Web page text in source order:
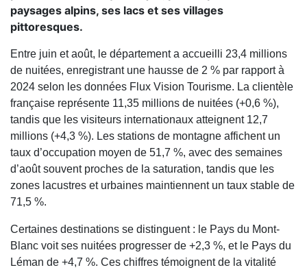
paysages alpins, ses lacs et ses villages
pittoresques.
Entre juin et août, le département a accueilli 23,4 millions
de nuitées, enregistrant une hausse de 2 % par rapport à
2024 selon les données Flux Vision Tourisme. La clientèle
française représente 11,35 millions de nuitées (+0,6 %),
tandis que les visiteurs internationaux atteignent 12,7
millions (+4,3 %). Les stations de montagne affichent un
taux d’occupation moyen de 51,7 %, avec des semaines
d’août souvent proches de la saturation, tandis que les
zones lacustres et urbaines maintiennent un taux stable de
71,5 %.
Certaines destinations se distinguent : le Pays du Mont-
Blanc voit ses nuitées progresser de +2,3 %, et le Pays du
Léman de +4,7 %. Ces chiffres témoignent de la vitalité